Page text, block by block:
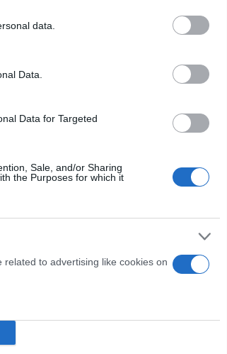
data.
Data.
Data for Targeted
Sale, and/or Sharing
the Purposes for which it
to advertising like cookies on
Skin dysmorphia: Όταν η εμμονή με το
«τέλειο» δέρμα αποτελεί πρόβλημα
ψυχικής υγείας